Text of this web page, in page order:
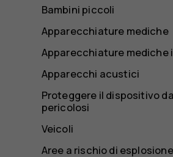
Bambini piccoli
Apparecchiature mediche
Apparecchiature mediche
Apparecchi acustici
Proteggere il dispositivo
pericolosi
Veicoli
Aree a rischio di esplosione